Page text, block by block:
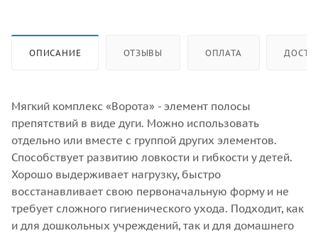
ОПИСАНИЕ ОТЗЫВЫ ОПЛАТА
Мягкий комплекс «Ворота» - элемент полосы
препятствий в виде дуги. Можно использовать
отдельно или вместе с группой других элементов.
Способствует развитию ловкости и гибкости у детей.
Хорошо выдерживает нагрузку, быстро
восстанавливает свою первоначальную форму и не
требует сложного гигиенического ухода. Подходит, как
и для дошкольных учреждений, так и для домашнего